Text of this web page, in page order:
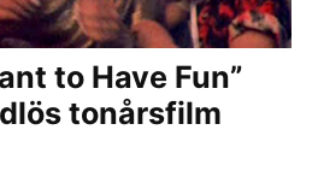
to Have Fun”
tonårsfilm